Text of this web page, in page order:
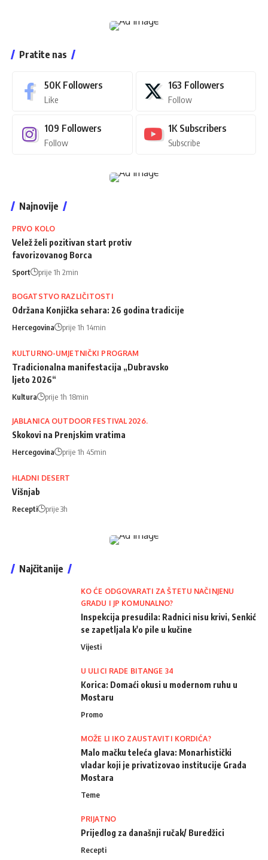
Pratite nas
50K Followers
Like
163 Followers
Follow
109 Followers
Follow
1K Subscribers
Subscribe
Najnovije
PRVO KOLO
Velež želi pozitivan start protiv
favorizovanog Borca
Sport prije 1h 2min
BOGATSTVO RAZLIČITOSTI
Održana Konjička sehara: 26 godina tradicije
Hercegovina prije 1h 14min
KULTURNO-UMJETNIČKI PROGRAM
Tradicionalna manifestacija „Dubravsko
ljeto 2026“
Kultura prije 1h 18min
JABLANICA OUTDOOR FESTIVAL 2026.
Skokovi na Prenjskim vratima
Hercegovina prije 1h 45min
HLADNI DESERT
Višnjab
Recepti prije 3h
Najčitanije
KO ĆE ODGOVARATI ZA ŠTETU NAČINJENU
GRADU I JP KOMUNALNO?
Inspekcija presudila: Radnici nisu krivi, Senkić
se zapetljala k'o pile u kučine
Vijesti
U ULICI RADE BITANGE 34
Korica: Domaći okusi u modernom ruhu u
Mostaru
Promo
MOŽE LI IKO ZAUSTAVITI KORDIĆA?
Malo mačku teleća glava: Monarhistički
vladar koji je privatizovao institucije Grada
Mostara
Teme
PRIJATNO
Prijedlog za današnji ručak/ Buredžici
Recepti